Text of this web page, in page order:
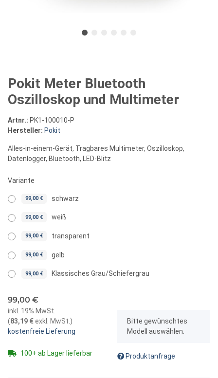
Pokit Meter Bluetooth
Oszilloskop und Multimeter
Artnr.: PK1-100010-P
Hersteller: Pokit
Alles-in-einem-Gerät, Tragbares Multimeter, Oszilloskop,
Datenlogger, Bluetooth, LED-Blitz
Variante
99,00 € schwarz
99,00 € weiß
99,00 € transparent
99,00 € gelb
99,00 € Klassisches Grau/Schiefergrau
99,00 €
inkl. 19% MwSt.
(83,19 €exkl. MwSt. )
kostenfreie Lieferung
100+ ab Lager lieferbar
xBitte gewünschtes
Modell auswählen.
Produktanfrage